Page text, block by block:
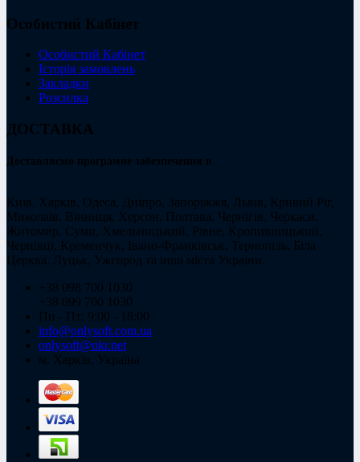
Особистий Кабінет
Особистий Кабінет
Історія замовлень
Закладки
Розсилка
ДОСТАВКА
Доставляємо програмне забезпечення в
Київ, Харків, Одеса, Дніпро, Запоріжжя, Львів, Кривий Ріг,
Миколаїв, Вінниця, Херсон, Полтава, Чернігів, Черкаси,
Житомир, Суми, Хмельницький, Рівне, Кропивницький,
Чернівці, Кременчук, Івано-Франківськ, Тернопіль, Біла
Церква, Луцьк, Ужгород та інші міста України.
+38 098 700 1030
+38 099 700 1030
Пн - Пт: 9:00 - 18:00
info@onlysoft.com.ua
onlysoft@ukr.net
м. Харків, Україна